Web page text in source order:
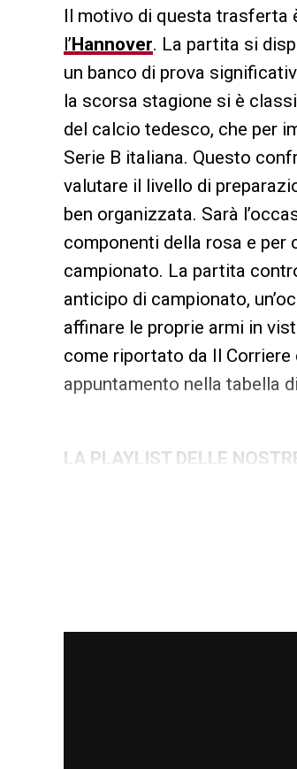
Il motivo di questa trasferta
l’Hannover. La partita si
un banco di prova
la scorsa stagione si è
del calcio tedesco, che per
Serie B italiana. Questo
valutare il livello di
ben organizzata. Sarà
componenti della rosa e per
campionato. La partita
anticipo di campionato,
affinare le proprie armi in
come riportato da Il
appuntamento nella tabella
LA PLAYLIST DELLE